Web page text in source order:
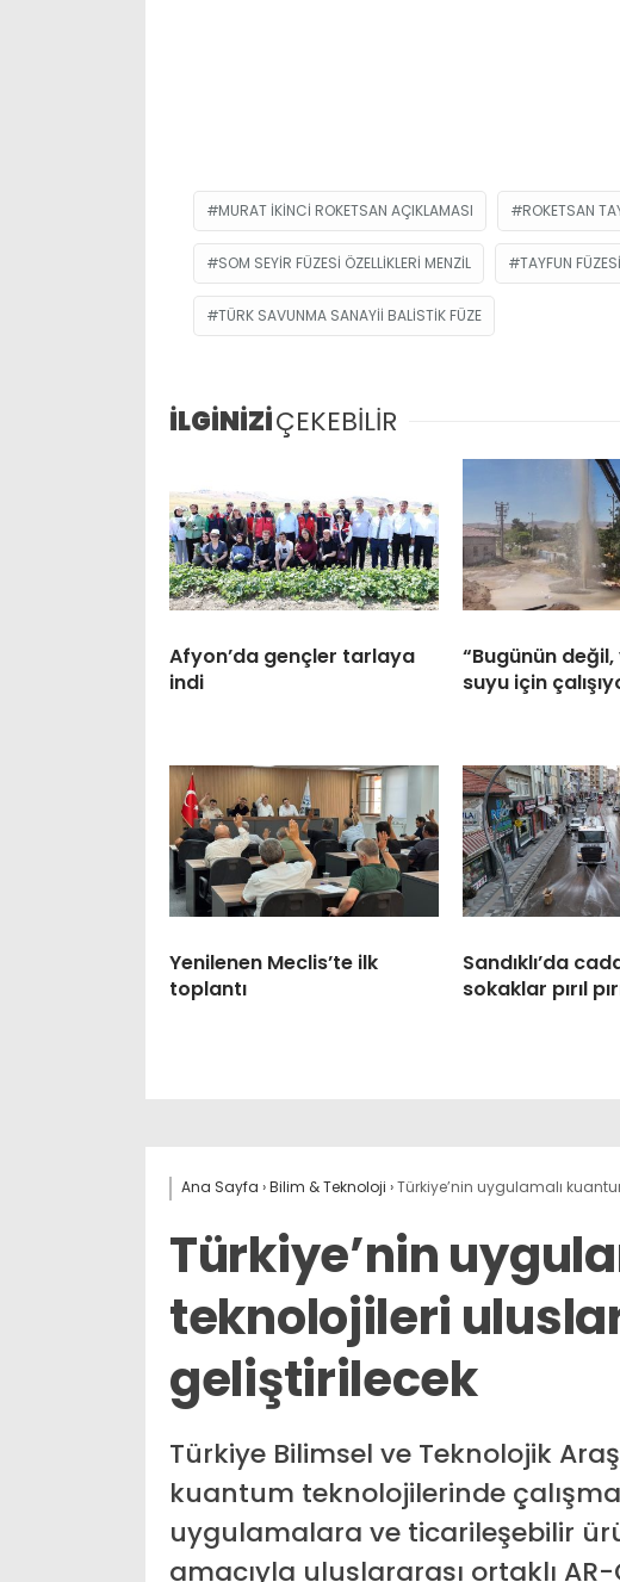
MURAT IKINCI ROKETSAN AÇIKLAMASI ROKETSAN
SOM SEYIR FÜZESI ÖZELLIKLERI MENZIL TAYFUN
TÜRK SAVUNMA SANAYII BALISTIK FÜZE
İLGİNİZİÇEKEBİLİR
Afyon’da gençler tarlaya
indi
“Bugünün değil,
suyu için
Yenilenen Meclis’te ilk
toplantı
Sandıklı’da
sokaklar pırıl
Ana Sayfa ›Bilim & Teknoloji ›Türkiye’nin uygulamalı
Türkiye’nin
teknolojileri
geliştirilecek
Türkiye Bilimsel ve Teknolojik
kuantum teknolojilerinde
uygulamalara ve ticarileşebilir
amacıyla uluslararası ortaklı